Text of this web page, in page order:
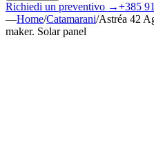
Richiedi un preventivo →+385
—Home/Catamarani/Astréa 42
maker. Solar panel